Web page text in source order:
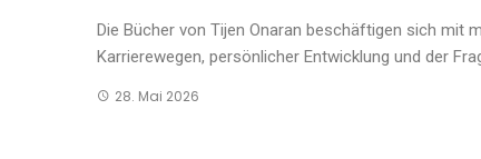
Die Bücher von Tijen Onaran beschäftigen sich mit
Karrierewegen, persönlicher Entwicklung und der
28. Mai 2026